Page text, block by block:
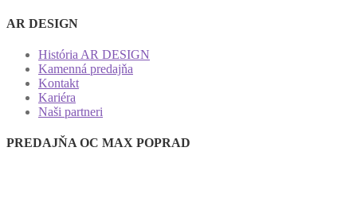
AR DESIGN
História AR DESIGN
Kamenná predajňa
Kontakt
Kariéra
Naši partneri
PREDAJŇA OC MAX POPRAD